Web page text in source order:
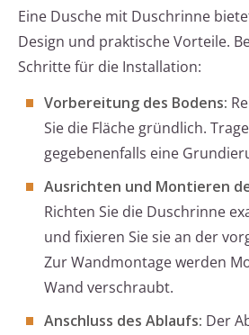
Eine Dusche mit Duschrinne
Design und praktische Vorteile.
Schritte für die Installation:
Vorbereitung des Bodens:
Sie die Fläche gründlich.
gegebenenfalls eine
Ausrichten und Montieren
Richten Sie die Duschrinne
und fixieren Sie sie an der
Zur Wandmontage werden
Wand verschraubt.
Anschluss des Ablaufs: Der